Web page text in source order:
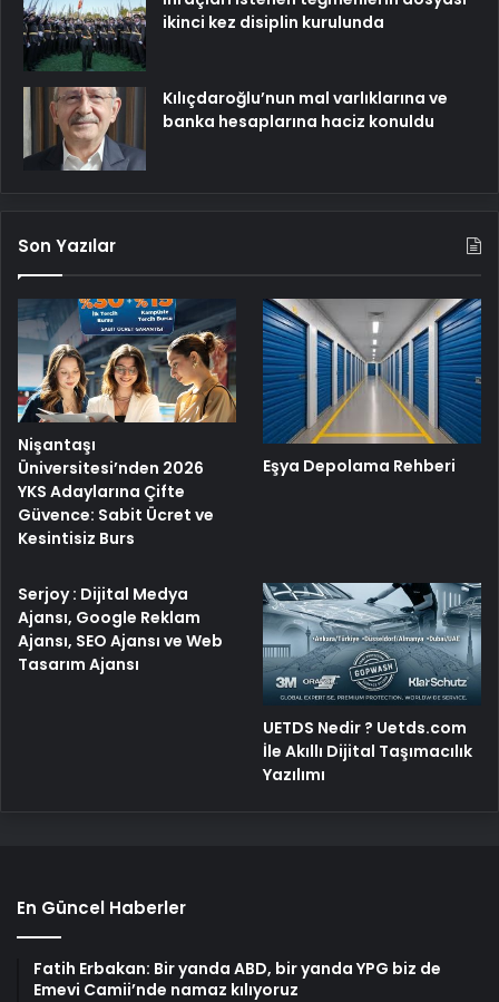
ikinci kez disiplin kurulunda
Kılıçdaroğlu’nun mal varlıklarına ve
banka hesaplarına haciz konuldu
Son Yazılar
Nişantaşı
Üniversitesi’nden 2026
YKS Adaylarına Çifte
Güvence: Sabit Ücret ve
Kesintisiz Burs
Eşya Depolama Rehberi
Serjoy : Dijital Medya
Ajansı, Google Reklam
Ajansı, SEO Ajansı ve Web
Tasarım Ajansı
UETDS Nedir ? Uetds.com
İle Akıllı Dijital Taşımacılık
Yazılımı
En Güncel Haberler
Fatih Erbakan: Bir yanda ABD, bir yanda YPG biz de
Emevi Camii’nde namaz kılıyoruz